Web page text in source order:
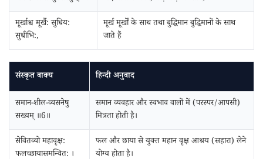
मूर्खाश्च मूर्खै: सुधिय:
सुधीभि:,
मूर्ख मूर्खों के साथ तथा बुद्धिमान बुद्धिमानों के साथ
जाते हैं
संस्कृत वाक्य हिन्दी अनुवाद
समान-शील-व्यसनेषु
सख्यम्‌ ॥6॥
समान व्यवहार और स्वभाव वालों में (परस्पर/आपसी)
मित्रता होती है।
सेवितव्यो महावृक्ष:
फलच्छायासमन्वित: ।
फल और छाया से युक्त महान वृक्ष आश्रय (सहारा) लेने
योग्य होता है।